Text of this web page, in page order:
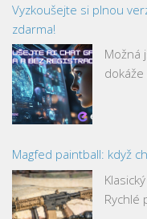
Vyzkoušejte si plnou
zdarma!
Možná
Magfed paintball: když
Rychlé